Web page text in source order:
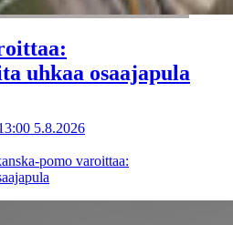
uhkaa osaajapula
5.8.2026
pomo varoittaa: